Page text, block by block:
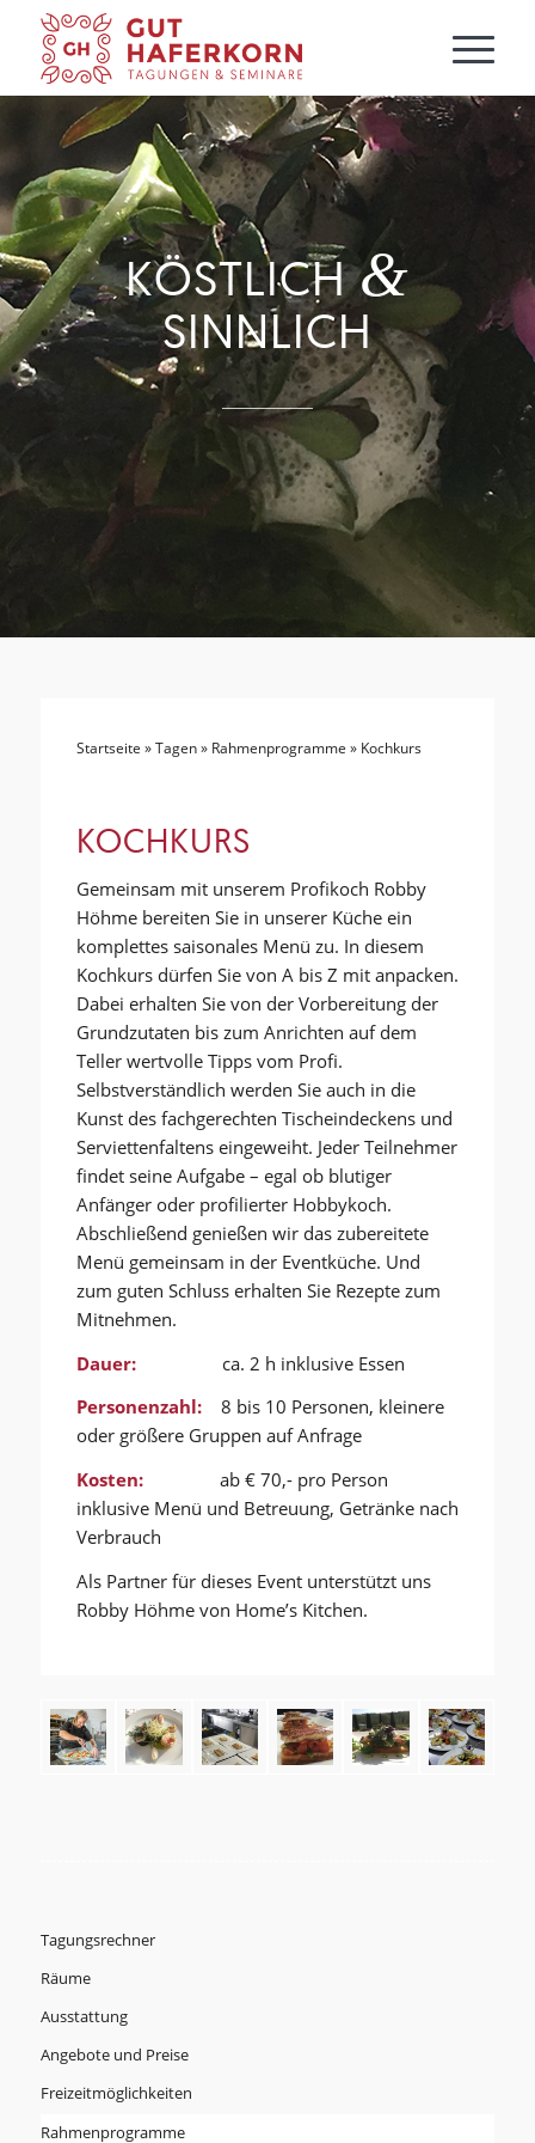
KÖSTLICH&
SINNLICH
Startseite »Tagen» Rahmenprogramme » Kochkurs
KOCHKURS
Gemeinsam mit unserem Profikoch Robby
Höhme bereiten Sie in unserer Küche ein
komplettes saisonales Menü zu. In diesem
Kochkurs dürfen Sie von A bis Z mit anpacken.
Dabei erhalten Sie von der Vorbereitung der
Grundzutaten bis zum Anrichten auf dem
Teller wertvolle Tipps vom Profi.
Selbstverständlich werden Sie auch in die
Kunst des fachgerechten Tischeindeckens und
Serviettenfaltens eingeweiht. Jeder Teilnehmer
findet seine Aufgabe – egal ob blutiger
Anfänger oder profilierter Hobbykoch.
Abschließend genießen wir das zubereitete
Menü gemeinsam in der Eventküche. Und
zum guten Schluss erhalten Sie Rezepte zum
Mitnehmen.
Dauer: ca. 2 h inklusive Essen
Personenzahl:8 bis 10 Personen, kleinere
oder größere Gruppen auf Anfrage
Kosten: ab € 70,- pro Person
inklusive Menü und Betreuung, Getränke nach
Verbrauch
Als Partner für dieses Event unterstützt uns
Robby Höhme von Home’s Kitchen.
Tagungsrechner
Räume
Ausstattung
Angebote und Preise
Freizeitmöglichkeiten
Rahmenprogramme